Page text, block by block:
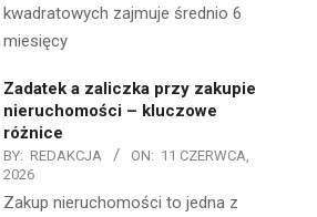
kwadratowych zajmuje średnio 6
miesięcy
Zadatek a zaliczka przy zakupie
nieruchomości – kluczowe
różnice
BY: REDAKCJA ON: 11 CZERWCA,
2026
Zakup nieruchomości to jedna z